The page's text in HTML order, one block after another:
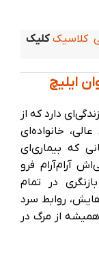
کلاسیککلیک
ایلیچ
دارد که از
خانواده‌ای
که بیماری‌ای
آرام‌آرام فرو
در تمام
روابط سرد
از مرگ در